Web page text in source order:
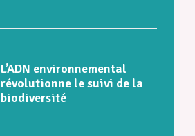
L’ADN environnemental
révolutionne le suivi de la
biodiversité